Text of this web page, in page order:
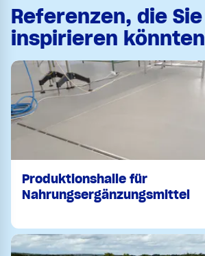
Referenzen, die Sie
inspirieren könnten
Produktionshalle für
Nahrungsergänzungsmittel